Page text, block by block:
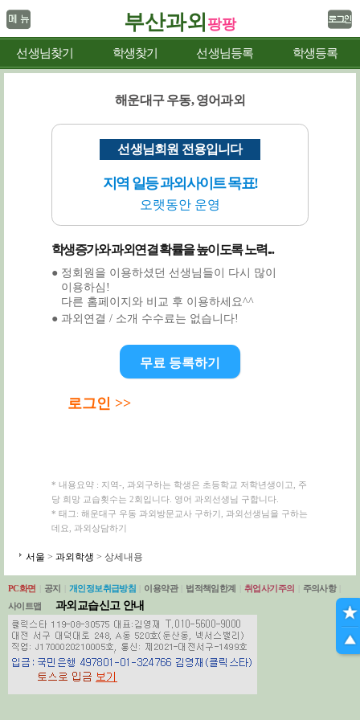
부산과외 팡팡
선생님찾기 학생찾기 선생님등록 학생등록
해운대구 우동, 영어과외
선생님회원 전용입니다
지역 일등 과외사이트 목표!
오랫동안 운영
학생증가와 과외연결 확률을 높이도록 노력...
● 정회원을 이용하셨던 선생님들이 다시 많이
이용하심!
다른 홈페이지와 비교 후 이용하세요^^
● 과외연결 / 소개 수수료는 없습니다!
무료 등록하기
로그인 >>
* 내용요약 : 지역-, 과외구하는 학생은 초등학교 저학년생이고, 주
당 희망 교습횟수는 2회입니다. 영어 과외선생님 구합니다.
* 태그: 해운대구 우동 과외방문교사 구하기, 과외선생님을 구하는
데요, 과외상담하기
서울 > 과외학생 > 상세내용
PC화면 공지 개인정보취급방침 이용약관 법적책임한계 취업사기주의 주의사항
사이트맵
과외교습신고 안내